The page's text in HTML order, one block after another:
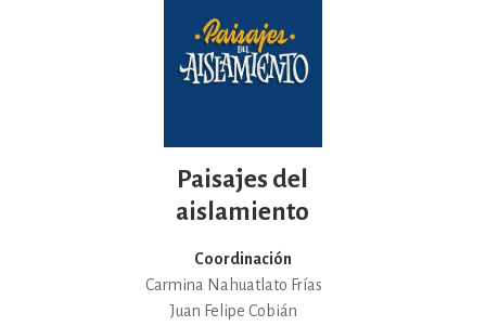
Paisajes del
aislamiento
Coordinación
Carmina Nahuatlato Frías
Juan Felipe Cobián